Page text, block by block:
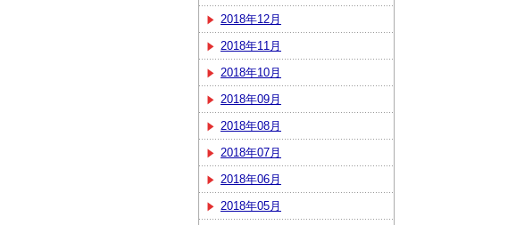
2018年12月
2018年11月
2018年10月
2018年09月
2018年08月
2018年07月
2018年06月
2018年05月